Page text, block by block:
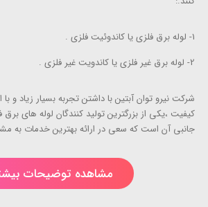
1- لوله برق فلزی یا کاندوئیت فلزی .
2- لوله برق غیر فلزی یا کاندویت غیر فلزی .
شرکت نیرو توان آبتین با داشتن تجربه بسیار زیاد و با
کیفیت ،یکی از بزرگترین تولید کنندگان لوله های برق
جانبی آن است که سعی در ارائه بهترین خدمات به
مشاهده توضیحات